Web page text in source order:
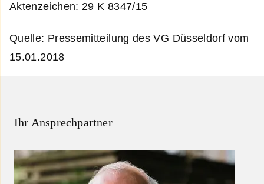
Aktenzeichen: 29 K 8347/15
Quelle: Pressemitteilung des VG Düsseldorf vom
15.01.2018
Ihr Ansprechpartner